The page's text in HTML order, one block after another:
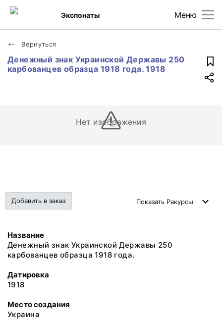
Меню
Экспонаты
Вернуться
Денежный знак Украинской Державы 250
карбованцев образца 1918 года. 1918
Нет изображения
Добавить в заказ Показать Ракурсы
Название
Денежный знак Украинской Державы 250
карбованцев образца 1918 года.
Датировка
1918
Место создания
Украина